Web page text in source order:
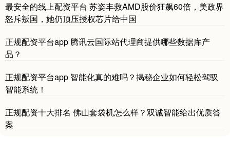
最安全的线上配资平台 苏姿丰救AMD股价狂飙60倍，美政界
怒斥叛国，她仍顶压授权芯片给中国
正规配资平台app 腾讯云国际站代理商提供哪些数据库产
品？
正规配资平台app 智能化真的难吗？揭秘企业如何轻松驾驭
智能系统！
正规配资十大排名 佛山套袋机怎么样？双诚智能给出优质答
案